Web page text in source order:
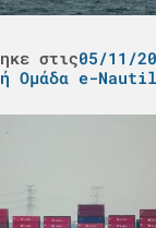
στις05/11/
Ομάδα e-